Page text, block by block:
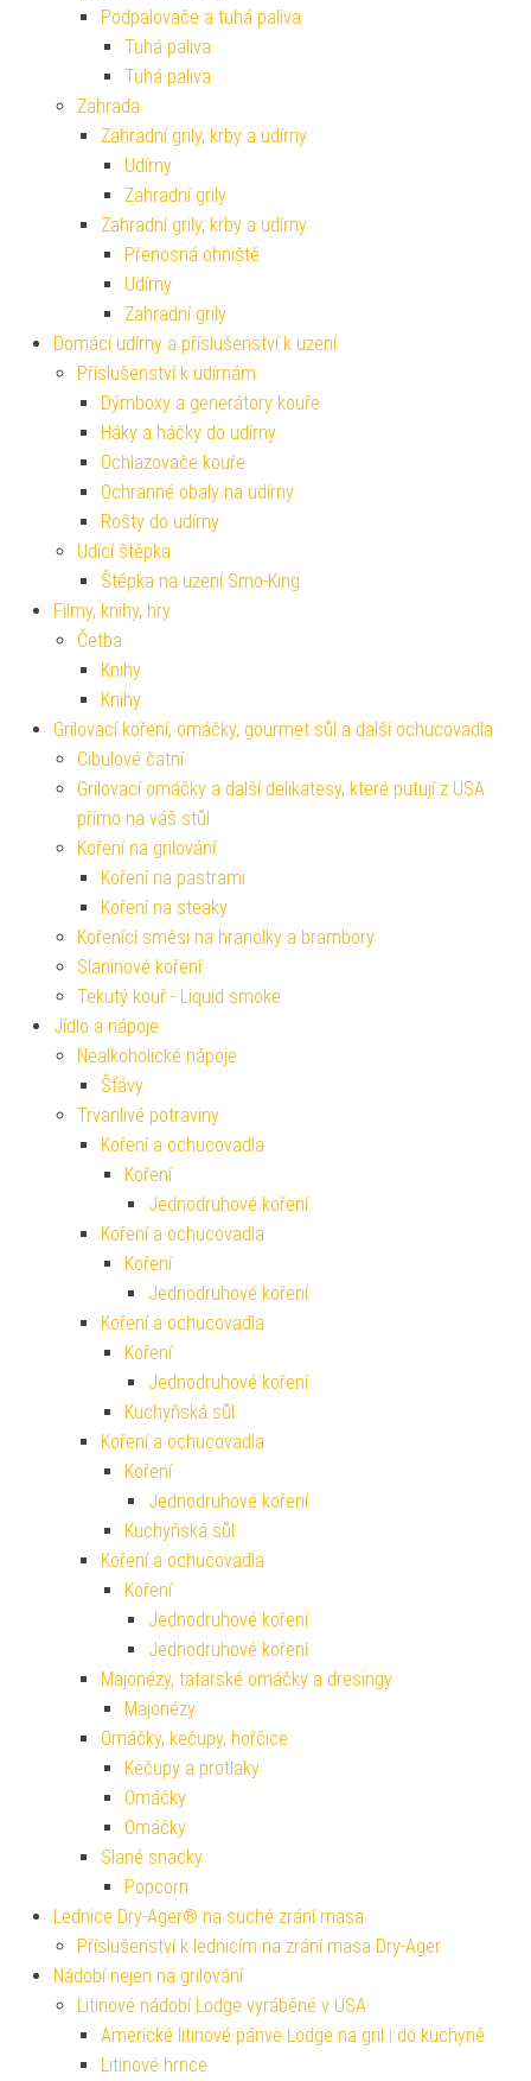
Podpalovače a tuhá paliva
Tuhá paliva
Tuhá paliva
Zahrada
Zahradní grily, krby a udírny
Udírny
Zahradní grily
Zahradní grily, krby a udírny
Přenosná ohniště
Udírny
Zahradní grily
Domácí udírny a příslušenství k uzení
Příslušenství k udírnám
Dýmboxy a generátory kouře
Háky a háčky do udírny
Ochlazovače kouře
Ochranné obaly na udírny
Rošty do udírny
Udící štěpka
Štěpka na uzení Smo-King
Filmy, knihy, hry
Četba
Knihy
Knihy
Grilovací koření, omáčky, gourmet sůl a další ochucovadla
Cibulové čatní
Grilovací omáčky a další delikatesy, které putují z USA
přímo na váš stůl
Koření na grilování
Koření na pastrami
Koření na steaky
Kořenící směsi na hranolky a brambory
Slaninové koření
Tekutý kouř - Liquid smoke
Jídlo a nápoje
Nealkoholické nápoje
Šťávy
Trvanlivé potraviny
Koření a ochucovadla
Koření
Jednodruhové koření
Koření a ochucovadla
Koření
Jednodruhové koření
Koření a ochucovadla
Koření
Jednodruhové koření
Kuchyňská sůl
Koření a ochucovadla
Koření
Jednodruhové koření
Kuchyňská sůl
Koření a ochucovadla
Koření
Jednodruhové koření
Jednodruhové koření
Majonézy, tatarské omáčky a dresingy
Majonézy
Omáčky, kečupy, hořčice
Kečupy a protlaky
Omáčky
Omáčky
Slané snacky
Popcorn
Lednice Dry-Ager® na suché zrání masa
Příslušenství k lednicím na zrání masa Dry-Ager
Nádobí nejen na grilování
Litinové nádobí Lodge vyráběné v USA
Americké litinové pánve Lodge na gril i do kuchyně
Litinové hrnce